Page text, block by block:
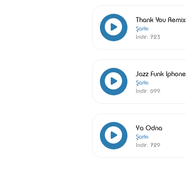
Thank You Remix
Şarkı
İndir: 723
Jazz Funk Iphone
Şarkı
İndir: 699
Ya Odna
Şarkı
İndir: 729